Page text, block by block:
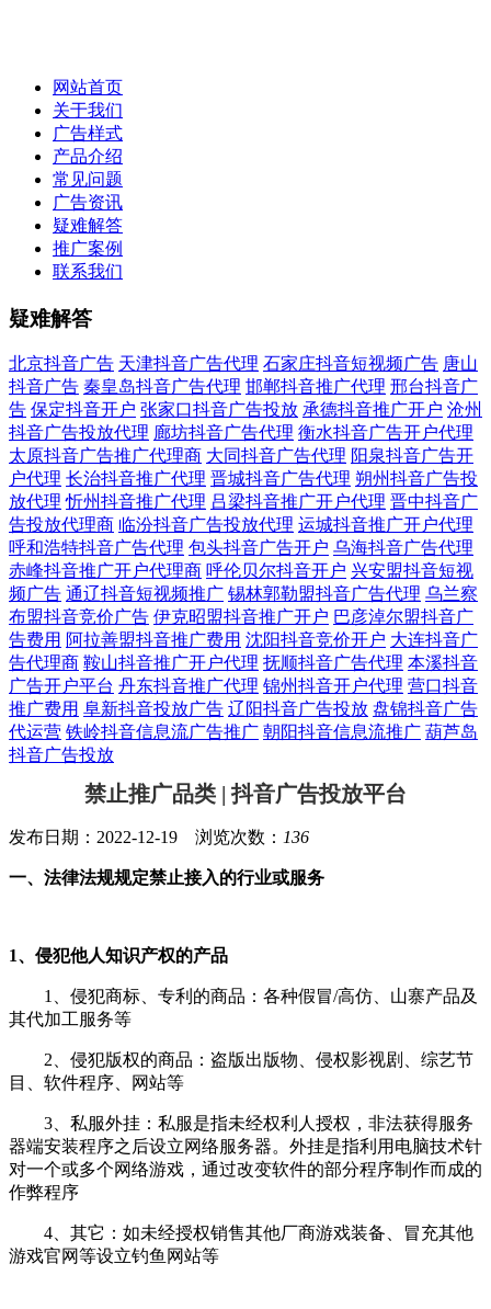
网站首页
关于我们
广告样式
产品介绍
常见问题
广告资讯
疑难解答
推广案例
联系我们
疑难解答
北京抖音广告 天津抖音广告代理 石家庄抖音短视频广告 唐山
抖音广告 秦皇岛抖音广告代理 邯郸抖音推广代理 邢台抖音广
告 保定抖音开户 张家口抖音广告投放 承德抖音推广开户 沧州
抖音广告投放代理 廊坊抖音广告代理 衡水抖音广告开户代理
太原抖音广告推广代理商 大同抖音广告代理 阳泉抖音广告开
户代理 长治抖音推广代理 晋城抖音广告代理 朔州抖音广告投
放代理 忻州抖音推广代理 吕梁抖音推广开户代理 晋中抖音广
告投放代理商 临汾抖音广告投放代理 运城抖音推广开户代理
呼和浩特抖音广告代理 包头抖音广告开户 乌海抖音广告代理
赤峰抖音推广开户代理商 呼伦贝尔抖音开户 兴安盟抖音短视
频广告 通辽抖音短视频推广 锡林郭勒盟抖音广告代理 乌兰察
布盟抖音竞价广告 伊克昭盟抖音推广开户 巴彦淖尔盟抖音广
告费用 阿拉善盟抖音推广费用 沈阳抖音竞价开户 大连抖音广
告代理商 鞍山抖音推广开户代理 抚顺抖音广告代理 本溪抖音
广告开户平台 丹东抖音推广代理 锦州抖音开户代理 营口抖音
推广费用 阜新抖音投放广告 辽阳抖音广告投放 盘锦抖音广告
代运营 铁岭抖音信息流广告推广 朝阳抖音信息流推广 葫芦岛
抖音广告投放
禁止推广品类 | 抖音广告投放平台
发布日期：2022-12-19 浏览次数： 136
一、法律法规规定禁止接入的行业或服务
1、侵犯他人知识产权的产品
1、 侵犯商标、专利的商品：各种假冒/高仿、山寨产品及
其代加工服务等
2、侵犯版权的商品：盗版出版物、侵权影视剧、综艺节
目、软件程序、网站等
3、私服外挂：私服是指未经权利人授权，非法获得服务
器端安装程序之后设立网络服务器。外挂是指利用电脑技术针
对一个或多个网络游戏，通过改变软件的部分程序制作而成的
作弊程序
4、其它：如未经授权销售其他厂商游戏装备、冒充其他
游戏官网等设立钓鱼网站等